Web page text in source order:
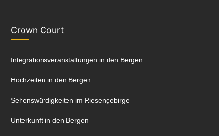
Crown Court
Integrationsveranstaltungen in den Bergen
Hochzeiten in den Bergen
Sehenswürdigkeiten im Riesengebirge
Unterkunft in den Bergen